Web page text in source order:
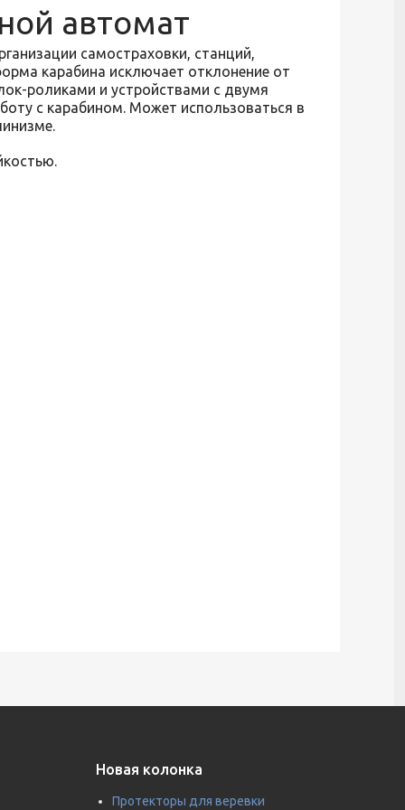
автомат
самостраховки, станций,
карабина исключает отклонение от
роликами и устройствами с двумя
с карабином. Может использоваться в
Новая колонка
Протекторы для веревки